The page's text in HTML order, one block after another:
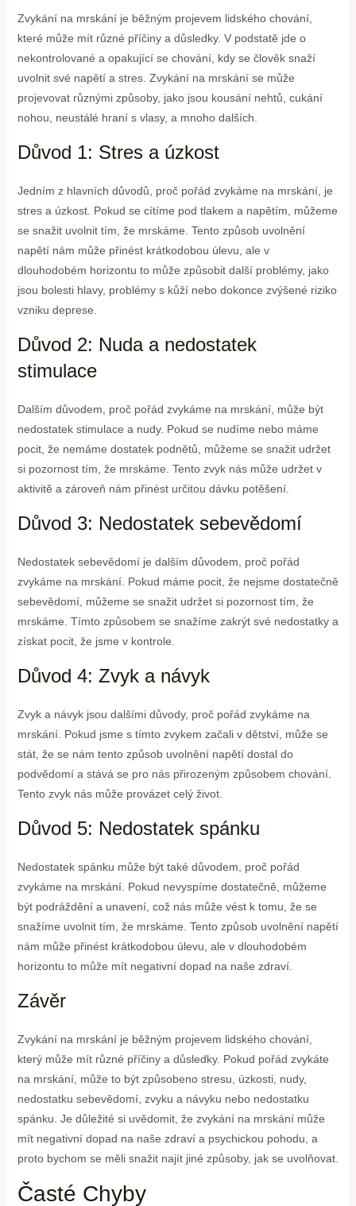
Zvykání na mrskání je běžným projevem lidského chování,
které může mít různé příčiny a důsledky. V podstatě jde o
nekontrolované a opakující se chování, kdy se člověk snaží
uvolnit své napětí a stres. Zvykání na mrskání se může
projevovat různými způsoby, jako jsou kousání nehtů, cukání
nohou, neustálé hraní s vlasy, a mnoho dalších.
Důvod 1: Stres a úzkost
Jedním z hlavních důvodů, proč pořád zvykáme na mrskání, je
stres a úzkost. Pokud se cítíme pod tlakem a napětím, můžeme
se snažit uvolnit tím, že mrskáme. Tento způsob uvolnění
napětí nám může přinést krátkodobou úlevu, ale v
dlouhodobém horizontu to může způsobit další problémy, jako
jsou bolesti hlavy, problémy s kůží nebo dokonce zvýšené riziko
vzniku deprese.
Důvod 2: Nuda a nedostatek
stimulace
Dalším důvodem, proč pořád zvykáme na mrskání, může být
nedostatek stimulace a nudy. Pokud se nudíme nebo máme
pocit, že nemáme dostatek podnětů, můžeme se snažit udržet
si pozornost tím, že mrskáme. Tento zvyk nás může udržet v
aktivitě a zároveň nám přinést určitou dávku potěšení.
Důvod 3: Nedostatek sebevědomí
Nedostatek sebevědomí je dalším důvodem, proč pořád
zvykáme na mrskání. Pokud máme pocit, že nejsme dostatečně
sebevědomí, můžeme se snažit udržet si pozornost tím, že
mrskáme. Tímto způsobem se snažíme zakrýt své nedostatky a
získat pocit, že jsme v kontrole.
Důvod 4: Zvyk a návyk
Zvyk a návyk jsou dalšími důvody, proč pořád zvykáme na
mrskání. Pokud jsme s tímto zvykem začali v dětství, může se
stát, že se nám tento způsob uvolnění napětí dostal do
podvědomí a stává se pro nás přirozeným způsobem chování.
Tento zvyk nás může provázet celý život.
Důvod 5: Nedostatek spánku
Nedostatek spánku může být také důvodem, proč pořád
zvykáme na mrskání. Pokud nevyspíme dostatečně, můžeme
být podráždění a unavení, což nás může vést k tomu, že se
snažíme uvolnit tím, že mrskáme. Tento způsob uvolnění napětí
nám může přinést krátkodobou úlevu, ale v dlouhodobém
horizontu to může mít negativní dopad na naše zdraví.
Závěr
Zvykání na mrskání je běžným projevem lidského chování,
který může mít různé příčiny a důsledky. Pokud pořád zvykáte
na mrskání, může to být způsobeno stresu, úzkosti, nudy,
nedostatku sebevědomí, zvyku a návyku nebo nedostatku
spánku. Je důležité si uvědomit, že zvykání na mrskání může
mít negativní dopad na naše zdraví a psychickou pohodu, a
proto bychom se měli snažit najít jiné způsoby, jak se uvolňovat.
Časté Chyby